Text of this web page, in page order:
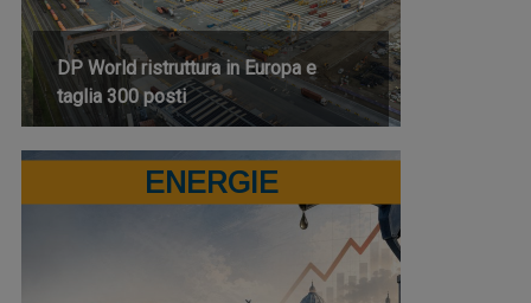
DP World ristruttura in Europa e
taglia 300 posti
ENERGIE